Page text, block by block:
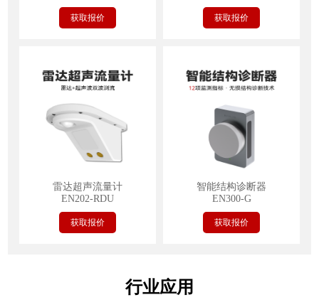
获取报价 获取报价
雷达超声流量计
EN202-RDU
获取报价
智能结构诊断器
EN300-G
获取报价
行业应用